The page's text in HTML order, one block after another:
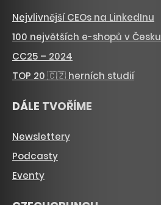
Nejvlivnější CEOs na LinkedInu
100 největších e-shopů v Česku
CC25 – 2024
TOP 20 🇨🇿 herních studií
DÁLE TVOŘÍME
Newslettery
Podcasty
Eventy